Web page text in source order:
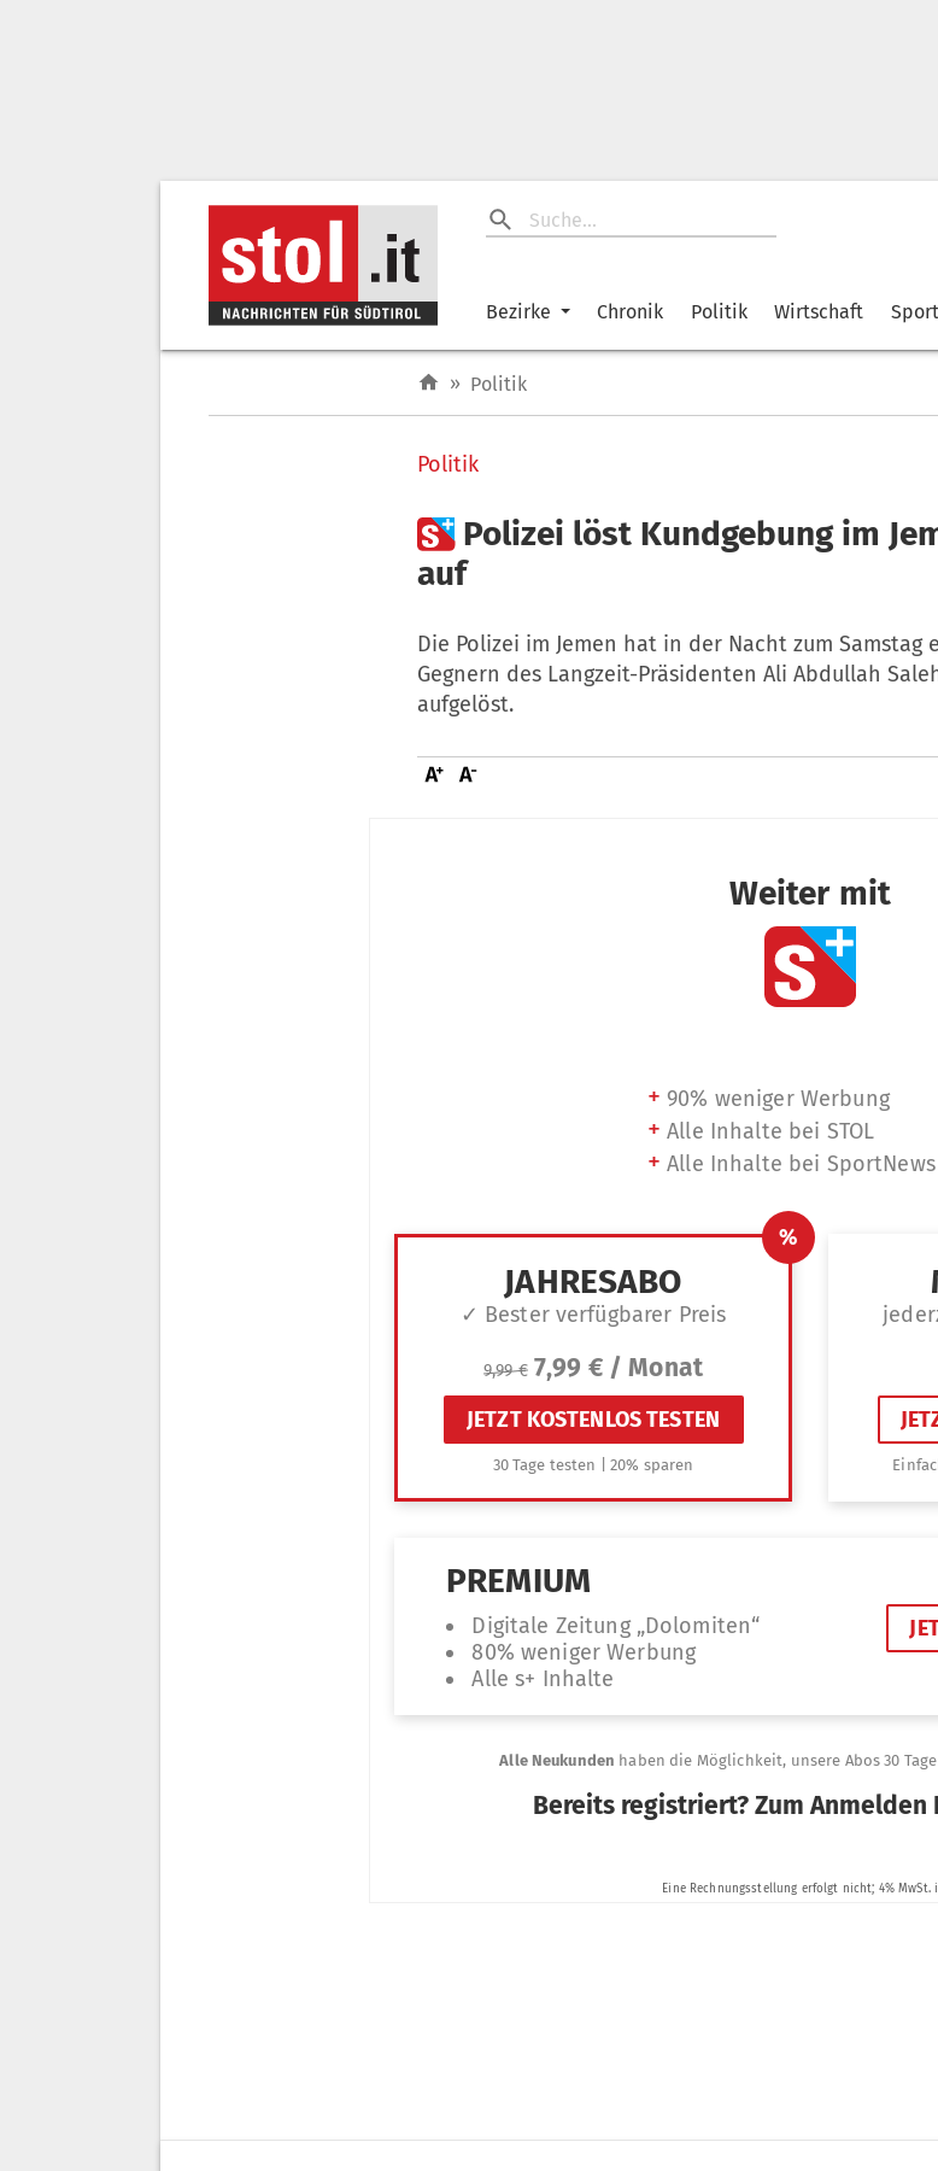
Bezirke Chronik Politik Wirtschaft Sport
» Politik
Politik
 Polizei löst Kundgebung im
auf
Die Polizei im Jemen hat in der Nacht zum Samstag
Gegnern des Langzeit-Präsidenten Ali Abdullah
aufgelöst.